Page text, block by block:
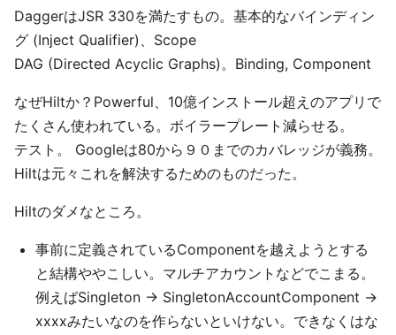
DaggerはJSR 330を満たすもの。基本的なバインディン
グ (Inject Qualifier)、Scope
DAG (Directed Acyclic Graphs)。Binding, Component
なぜHiltか？Powerful、10億インストール超えのアプリで
たくさん使われている。ボイラープレート減らせる。
テスト。 Googleは80から９０までのカバレッジが義務。
Hiltは元々これを解決するためのものだった。
Hiltのダメなところ。
事前に定義されているComponentを越えようとする
と結構ややこしい。マルチアカウントなどでこまる。
例えばSingleton -> SingletonAccountComponent ->
xxxxみたいなのを作らないといけない。できなくはな